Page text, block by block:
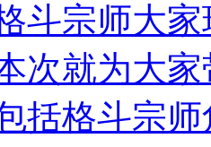
斗宗师大
次就为大
括格斗宗